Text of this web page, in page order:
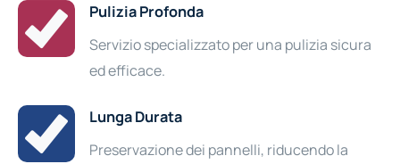
Pulizia Profonda
Servizio specializzato per una pulizia sicura
ed efficace.
Lunga Durata
Preservazione dei pannelli, riducendo la